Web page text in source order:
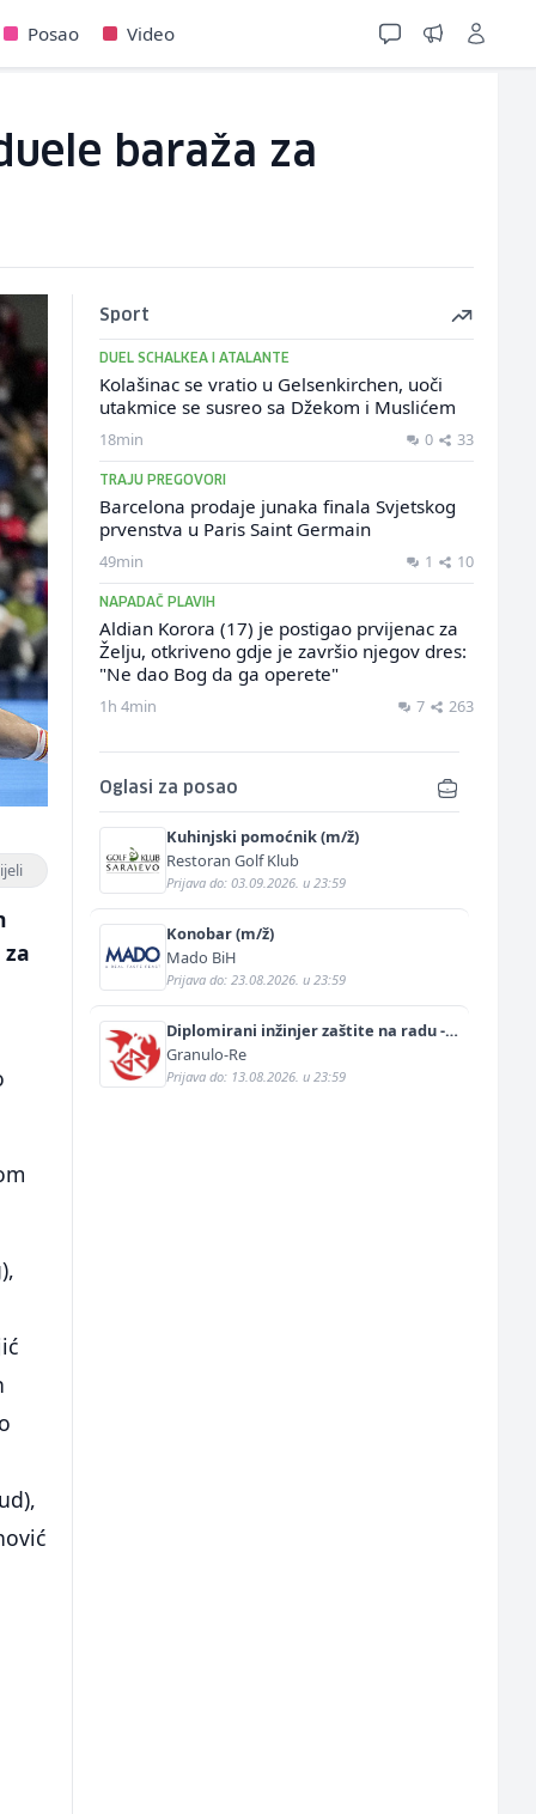
Posao Video
baraža za
Sport
DUEL SCHALKEA I ATALANTE
Kolašinac se vratio u Gelsenkirchen, uoči
utakmice se susreo sa Džekom i Muslićem
18min 0 33
TRAJU PREGOVORI
Barcelona prodaje junaka finala Svjetskog
prvenstva u Paris Saint Germain
49min 1 10
NAPADAČ PLAVIH
Aldian Korora (17) je postigao prvijenac za
Želju, otkriveno gdje je završio njegov dres:
"Ne dao Bog da ga operete"
1h 4min 7 263
Oglasi za posao
Kuhinjski pomoćnik (m/ž)
Restoran Golf Klub
Prijava do: 03.09.2026. u 23:59
Konobar (m/ž)
Mado BiH
Prijava do: 23.08.2026. u 23:59
Diplomirani inžinjer zaštite na radu -
Bachelor inžinjer sigurnosti i pomoći
(m/ž)
Granulo-Re
Prijava do: 13.08.2026. u 23:59